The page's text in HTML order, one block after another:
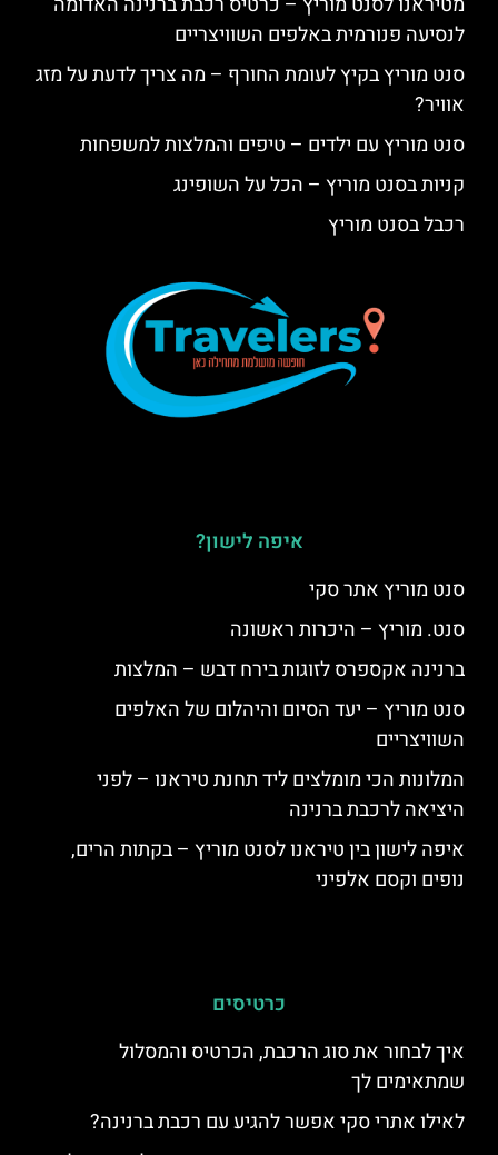
לנסיעה פנורמית באלפים השוויצריים
סנט מוריץ בקיץ לעומת החורף – מה צריך לדעת על מזג
אוויר?
סנט מוריץ עם ילדים – טיפים והמלצות למשפחות
קניות בסנט מוריץ – הכל על השופינג
רכבל בסנט מוריץ
איפה לישון?
סנט מוריץ אתר סקי
סנט. מוריץ – היכרות ראשונה
ברנינה אקספרס לזוגות בירח דבש – המלצות
סנט מוריץ – יעד הסיום והיהלום של האלפים
השוויצריים
המלונות הכי מומלצים ליד תחנת טיראנו – לפני
היציאה לרכבת ברנינה
איפה לישון בין טיראנו לסנט מוריץ – בקתות הרים,
נופים וקסם אלפיני
כרטיסים
איך לבחור את סוג הרכבת, הכרטיס והמסלול
שמתאימים לך
לאילו אתרי סקי אפשר להגיע עם רכבת ברנינה?